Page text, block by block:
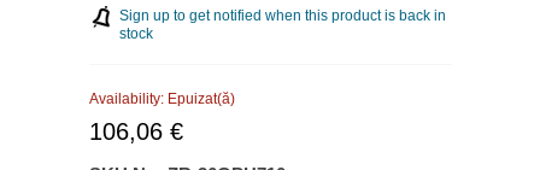
Sign up to get notified when this product is back in
stock
Availability: Epuizat(ă)
106,06 €